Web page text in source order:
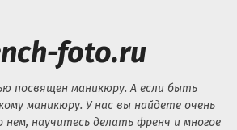
foto.ru
посвящен маникюру. А если быть
маникюру. У нас вы найдете очень
нем, научитесь делать френч и многое